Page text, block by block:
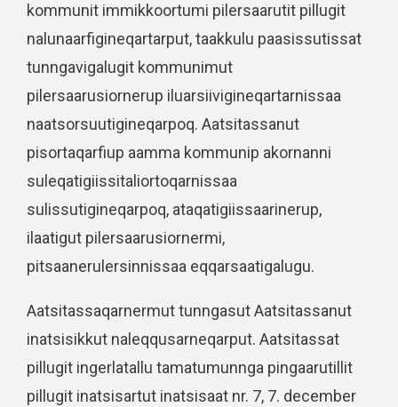
kommunit immikkoortumi pilersaarutit pillugit
nalunaarfigineqartarput, taakkulu paasissutissat
tunngavigalugit kommunimut
pilersaarusiornerup iluarsiivigineqartarnissaa
naatsorsuutigineqarpoq. Aatsitassanut
pisortaqarfiup aamma kommunip akornanni
suleqatigiissitaliortoqarnissaa
sulissutigineqarpoq, ataqatigiissaarinerup,
ilaatigut pilersaarusiornermi,
pitsaanerulersinnissaa eqqarsaatigalugu.
Aatsitassaqarnermut tunngasut Aatsitassanut
inatsisikkut naleqqusarneqarput. Aatsitassat
pillugit ingerlatallu tamatumunnga pingaarutillit
pillugit inatsisartut inatsisaat nr. 7, 7. december